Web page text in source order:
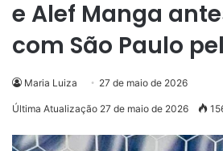
e Alef Manga
com São Paulo
Maria Luiza 27 de maio de 2026
Última Atualização 27 de maio de 2026